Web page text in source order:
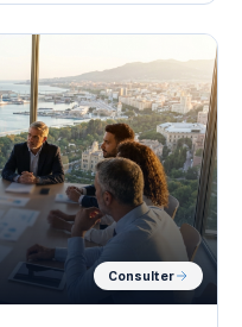
Consulter